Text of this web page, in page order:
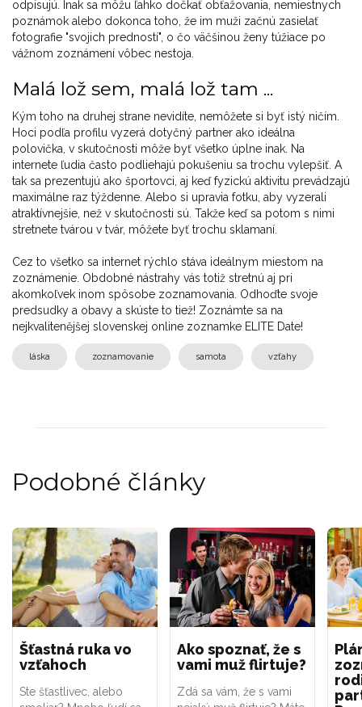
odpisujú. Inak sa môžu ľahko dočkať obťažovania, nemiestnych
poznámok alebo dokonca toho, že im muži začnú zasielať
fotografie "svojich predností", o čo väčšinou ženy túžiace po
vážnom zoznámení vôbec nestoja.
Malá lož sem, malá lož tam ...
Kým toho na druhej strane nevidíte, nemôžete si byť istý ničím.
Hoci podľa profilu vyzerá dotyčný partner ako ideálna
polovička, v skutočnosti môže byť všetko úplne inak. Na
internete ľudia často podliehajú pokušeniu sa trochu vylepšiť. A
tak sa prezentujú ako športovci, aj keď fyzickú aktivitu prevádzajú
maximálne raz týždenne. Alebo si upravia fotku, aby vyzerali
atraktívnejšie, než v skutočnosti sú. Takže keď sa potom s nimi
stretnete tvárou v tvár, môžete byť trochu sklamaní.
Cez to všetko sa internet rýchlo stáva ideálnym miestom na
zoznámenie. Obdobné nástrahy vás totiž stretnú aj pri
akomkoľvek inom spôsobe zoznamovania. Odhoďte svoje
predsudky a obavy a skúste to tiež! Zoznámte sa na
nejkvalitenějšej slovenskej online zoznamke ELITE Date!
láska zoznamovanie samota vzťahy
Podobné články
Šťastná ruka vo
vzťahoch
Ste šťastlivec, alebo
Ako spoznať, že s
vami muž flirtuje?
Zdá sa vám, že s vami